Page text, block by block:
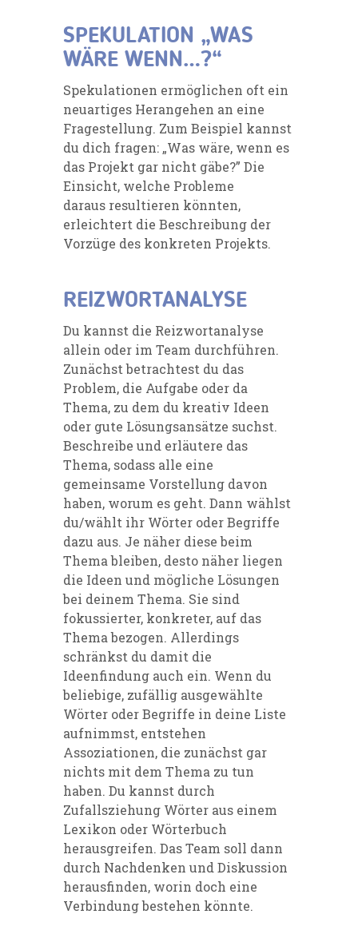
SPEKULATION „WAS
WÄRE WENN…?“
Spekulationen ermöglichen oft ein
neuartiges Herangehen an eine
Fragestellung. Zum Beispiel kannst
du dich fragen: „Was wäre, wenn es
das Projekt gar nicht gäbe?” Die
Einsicht, welche Probleme
daraus resultieren könnten,
erleichtert die Beschreibung der
Vorzüge des konkreten Projekts.
REIZWORTANALYSE
Du kannst die Reizwortanalyse
allein oder im Team durchführen.
Zunächst betrachtest du das
Problem, die Aufgabe oder da
Thema, zu dem du kreativ Ideen
oder gute Lösungsansätze suchst.
Beschreibe und erläutere das
Thema, sodass alle eine
gemeinsame Vorstellung davon
haben, worum es geht. Dann wählst
du/wählt ihr Wörter oder Begriffe
dazu aus. Je näher diese beim
Themableiben, desto näher liegen
die Ideen und mögliche Lösungen
bei deinem Thema. Sie sind
fokussierter, konkreter, auf das
Thema bezogen. Allerdings
schränkst du damit die
Ideenfindung auch ein. Wenn du
beliebige, zufällig ausgewählte
Wörter oder Begriffe in deine Liste
aufnimmst, entstehen
Assoziationen, die zunächst gar
nichts mit dem Thema zu tun
haben. Du kannst durch
Zufallsziehung Wörter aus einem
Lexikon oder Wörterbuch
herausgreifen. Das Team soll dann
durch Nachdenken und Diskussion
herausfinden, worin doch eine
Verbindung bestehen könnte.